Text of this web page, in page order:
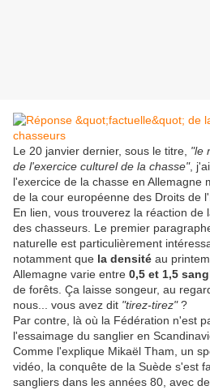
Le 20 janvier dernier, sous le titre, "le
de l'exercice culturel de la chasse",
l'exercice de la chasse en Allemagne
de la cour européenne des Droits de
En lien, vous trouverez la réaction de
des chasseurs. Le premier
naturelle est particulièrement
notamment que la densité au
Allemagne varie entre 0,5 et 1,5
de forêts. Ça laisse songeur, au
nous... vous avez dit "tirez-tirez"?
Par contre, là où la Fédération n'est
l'essaimage du sanglier en
Comme l'explique Mikaël Tham, un
vidéo, la conquête de la Suède s'est
sangliers dans les années 80, avec